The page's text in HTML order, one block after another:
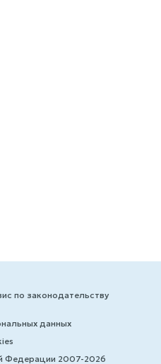
по законодательству
данных
Федерации 2007-2026